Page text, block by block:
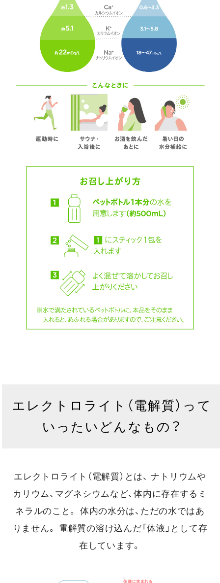
エレクトロライト（電解質）って
いったいどんなもの？
エレクトロライト（電解質）とは、 ナトリウムや
カリウム、マグネシウムなど、体内に存在するミ
ネラルのこと。
体内の水分は、ただの水ではあ
りません。
電解質の溶け込んだ「体液」として存
在しています。